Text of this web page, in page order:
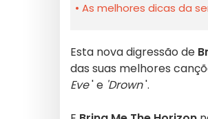
As melhores dicas da
Esta nova digressão de
das suas melhores
Eve' e 'Drown'.